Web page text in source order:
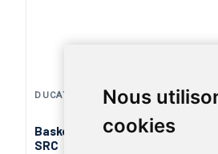
Nous
cookies
DUCATI CORSE
Basket securite legere Ducati
SRC